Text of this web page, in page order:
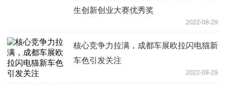
生创新创业大赛优秀奖
2022-08-29
核心竞争力拉满，成都车展欧拉闪电猫新
车色引发关注
2022-08-29